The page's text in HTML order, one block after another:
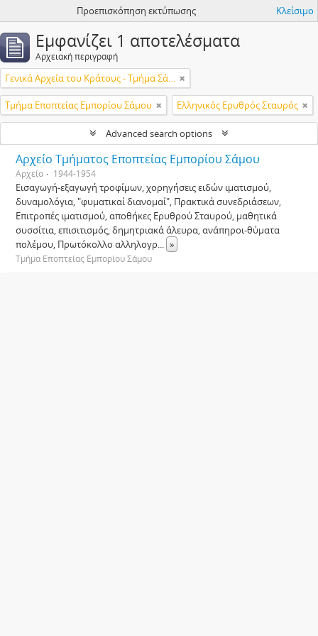
Προεπισκόπηση εκτύπωσης Κλείσιμο
Εμφανίζει 1 αποτελέσματα
Αρχειακή περιγραφή
Γενικά Αρχεία του Κράτους - Τμήμα Σάμου
Τμήμα Εποπτείας Εμπορίου Σάμου Ελληνικός Ερυθρός Σταυρός
Advanced search options
Αρχείο Τμήματος Εποπτείας Εμπορίου Σάμου
Αρχείο 1944-1954
Εισαγωγή-εξαγωγή τροφίμων, χορηγήσεις ειδών ιματισμού,
δυναμολόγια, "φυματικαί διανομαί", Πρακτικά συνεδριάσεων,
Επιτροπές ιματισμού, αποθήκες Ερυθρού Σταυρού, μαθητικά
συσσίτια, επισιτισμός, δημητριακά άλευρα, ανάπηροι-θύματα
πολέμου, Πρωτόκολλο αλληλογρ... »
Τμήμα Εποπτείας Εμπορίου Σάμου